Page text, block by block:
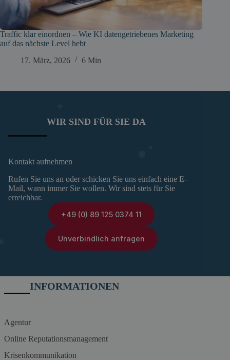
Traffic klar einordnen – Wie KI datengetriebenes Marketing
auf das nächste Level hebt
17. März, 2026
6 Min
WIR SIND FÜR SIE DA
Kontakt aufnehmen
Rufen Sie uns an oder schicken Sie uns einfach eine E-
Mail, wann immer Sie wollen. Wir sind stets für Sie
erreichbar.
+49 (0) 89 125 0374 11
Unverbindlich anfragen
INFORMATIONEN
Agentur
Online Reputationsmanagement
Krisenkommunikation